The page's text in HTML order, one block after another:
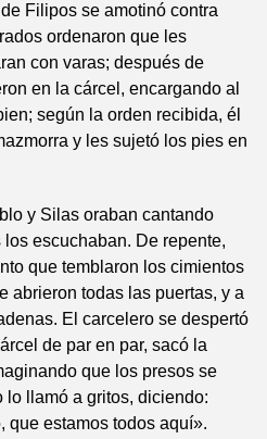
Filipos se amotinó contra
ordenaron que les
con varas; después de
en la cárcel, encargando al
según la orden recibida, él
y les sujetó los pies en
y Silas oraban cantando
escuchaban. De repente,
que temblaron los cimientos
abrieron todas las puertas, y a
El carcelero se despertó
de par en par, sacó la
que los presos se
lo llamó a gritos, diciendo:
que estamos todos aquí».